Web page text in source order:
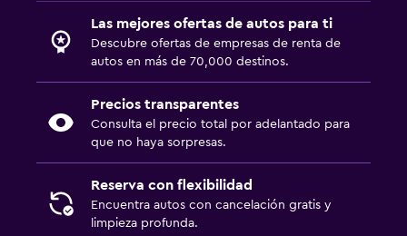
Renta de autos en Sorrento
Renta de autos en Verona
a partir de $318
Renta de autos en Messina
Renta de autos en Fiumicino
Las mejores ofertas de autos para ti
Descubre ofertas de empresas de renta de
autos en más de 70,000 destinos.
Precios transparentes
Consulta el precio total por adelantado para
que no haya sorpresas.
Reserva con flexibilidad
Encuentra autos con cancelación gratis y
limpieza profunda.